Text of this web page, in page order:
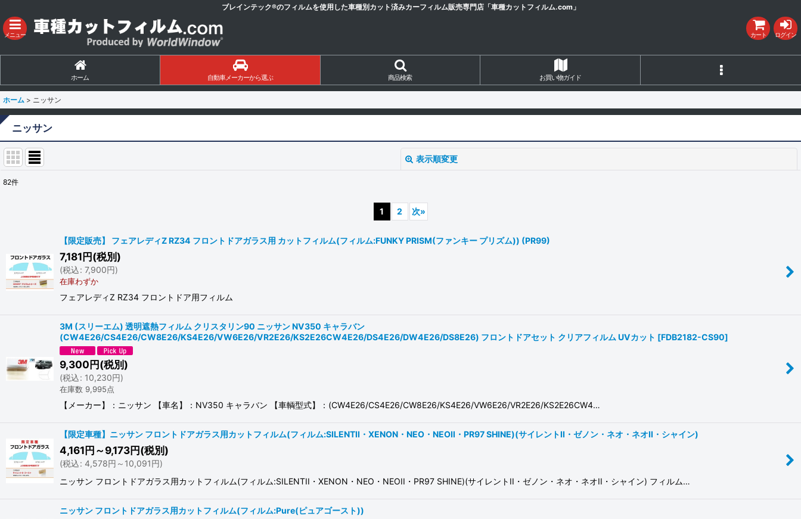
ブレインテック®のフィルムを使用した車種別カット済みカーフィルム販売専門店「車種カットフィルム.com」
メニュー カート ログイン
ホーム 自動車メーカーから選ぶ 商品検索 お買い物ガイド
ホーム > ニッサン
ニッサン
表示順変更
並び順:
82件
1 2 次»
【限定販売】 フェアレディZ RZ34 フロントドアガラス用 カットフィルム(フィルム:FUNKY PRISM(ファンキー プリズム)) (PR99)
7,181円(税別)
(税込: 7,900円)
在庫わずか
フェアレディZ RZ34 フロントドア用フィルム
3M (スリーエム) 透明遮熱フィルム クリスタリン90 ニッサン NV350 キャラバン
(CW4E26/CS4E26/CW8E26/KS4E26/VW6E26/VR2E26/KS2E26CW4E26/DS4E26/DW4E26/DS8E26) フロントドアセット クリアフィルム UVカット [FDB2182-CS90]
9,300円(税別)
(税込: 10,230円)
在庫数 9,995点
【メーカー】：ニッサン 【車名】：NV350 キャラバン 【車輌型式】：(CW4E26/CS4E26/CW8E26/KS4E26/VW6E26/VR2E26/KS2E26CW4…
【限定車種】ニッサン フロントドアガラス用カットフィルム(フィルム:SILENTII・XENON・NEO・NEOII・PR97 SHINE)(サイレントII・ゼノン・ネオ・ネオII・シャイン)
4,161円～9,173円(税別)
(税込: 4,578円 ～10,091円)
ニッサン フロントドアガラス用カットフィルム(フィルム:SILENTII・XENON・NEO・NEOII・PR97 SHINE)(サイレントII・ゼノン・ネオ・ネオII・シャイン) フィルム…
ニッサン フロントドアガラス用カットフィルム(フィルム:Pure(ピュアゴースト))